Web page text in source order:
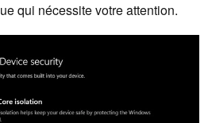
qui nécessite votre attention.